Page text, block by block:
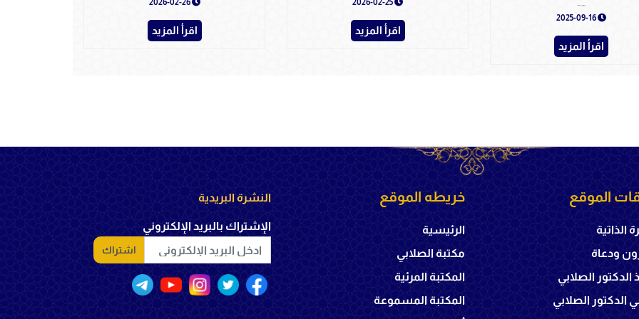
2025-09-16
اقرأ المزيد
اقرأ المزيد
2026-02-26
اقرأ المزيد
الموقع
الذاتية
ودعاة
الدكتور الصلابي
الدكتور الصلابي
خريطه الموقع
الرئيسية
مكتبة الصلابي
المكتبة المرئية
المكتبة المسموعة
النشرة البريدية
الإشتراك بالبريد الإلكتروني
اشتراك